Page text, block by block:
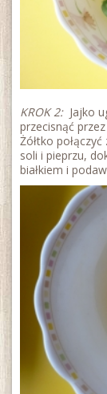
KROK 2:Jajko
przecisnąć
Żółtko
soli i pieprzu,
białkiem i